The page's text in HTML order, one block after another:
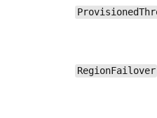
RegionFailover